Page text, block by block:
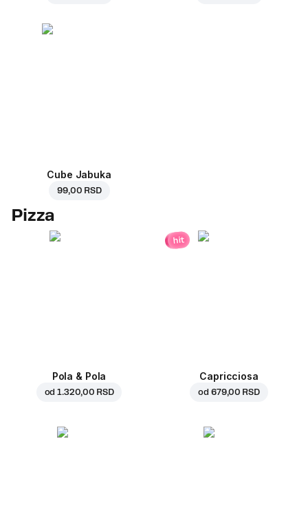
Cube Jabuka
99,00 RSD
Pizza
Pola & Pola
od1.320,00 RSD
hit
Capricciosa
od 679,00 RSD